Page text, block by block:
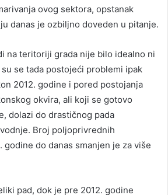
ovog sektora, opstanak
danas je ozbiljno doveden u pitanje.
na teritoriji grada nije bilo idealno ni
se tada postojeći problemi ipak
2012. godine i pored postojanja
okvira, ali koji se gotovo
dolazi do drastičnog pada
Broj poljoprivrednih
godine do danas smanjen je za više
pad, dok je pre 2012. godine